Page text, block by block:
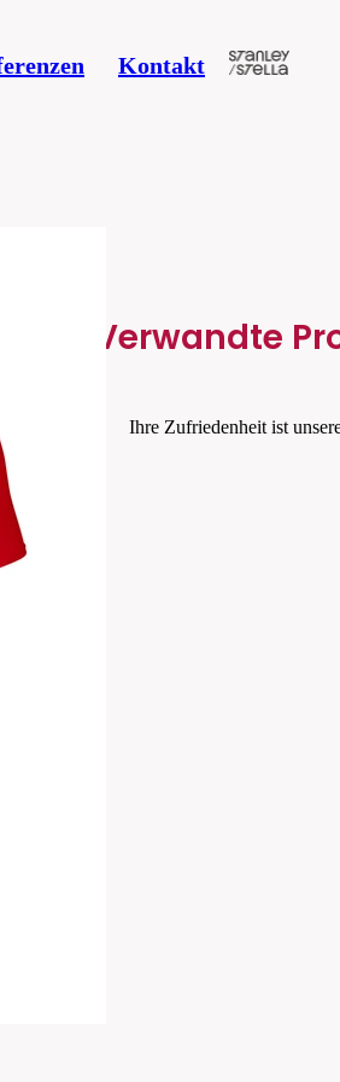
Kontakt
Verwandte
Ihre Zufriedenheit ist